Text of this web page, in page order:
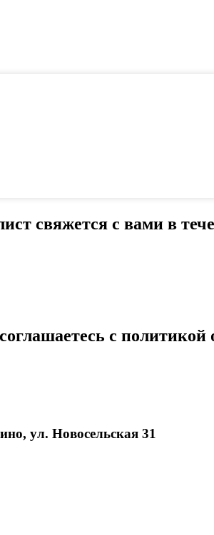
свяжется с вами в
с
ул. Новосельская 31